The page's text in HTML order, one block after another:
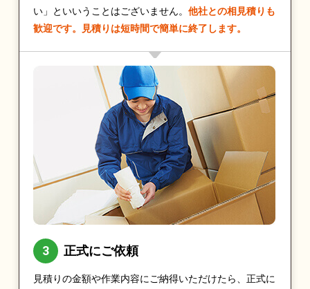
い」といいうことはございません。 他社との相見積りも
歓迎です。見積りは短時間で簡単に終了します。
正式にご依頼
見積りの金額や作業内容にご納得いただけたら、正式に